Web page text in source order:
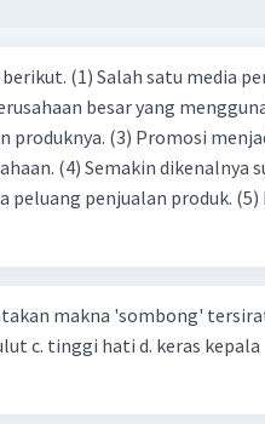
iklan adalah YouTube.
besar yang
menjadi jalan masuk bagi
oleh konsumen,
produk. (5) Hal ini disebabkan iklan atau
cara untuk mengenalkan
(2)makna 'sombong' tersirat
kepala b. besar mulut c. tinggi hati d. keras kepala